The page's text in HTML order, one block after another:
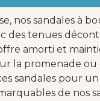
nos sandales à
des tenues
amorti et
la promenade
sandales pour
de nos